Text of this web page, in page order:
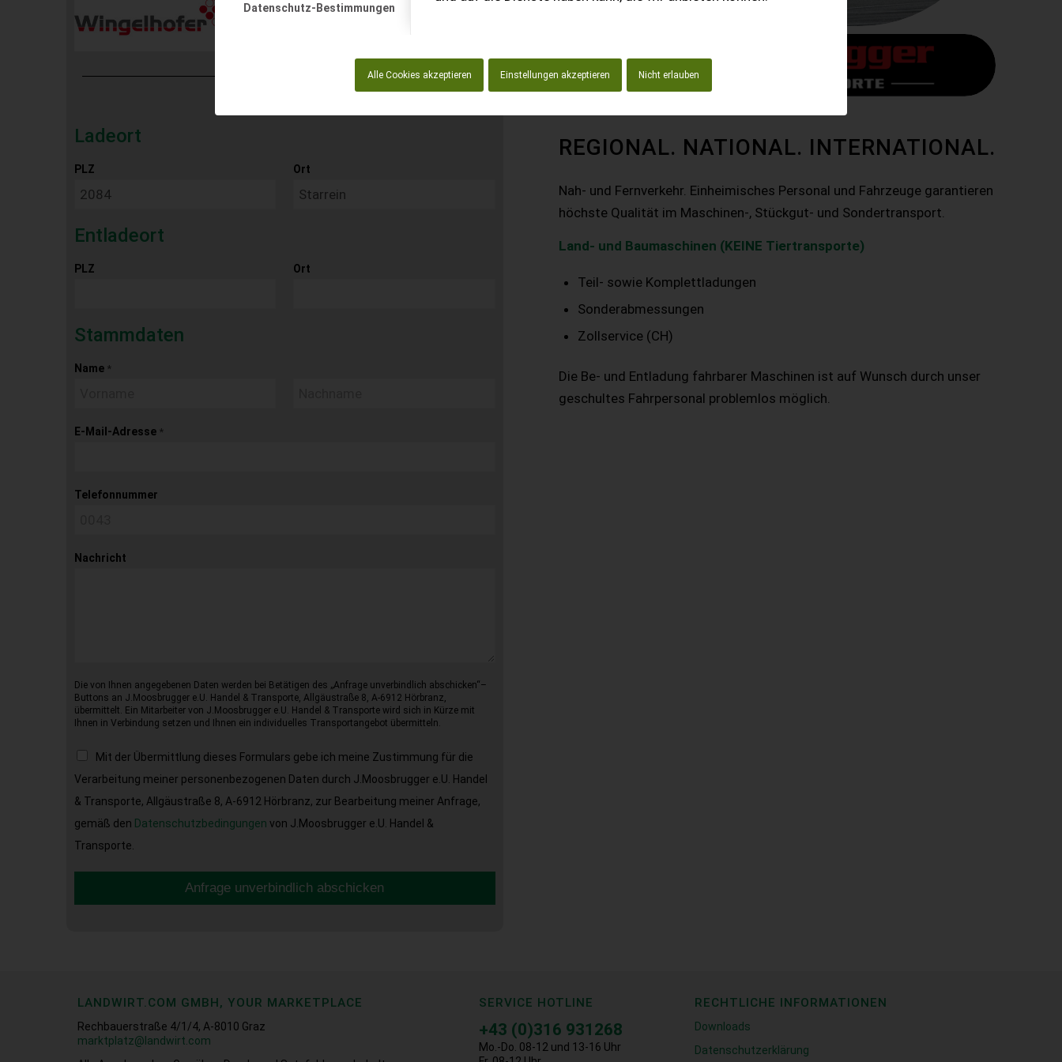
Datenschutz-Bestimmungen
Alle Cookies akzeptieren Einstellungen akzeptieren Nicht erlauben
Ladeort
PLZ Ort
Entladeort
PLZ Ort
Stammdaten
Name *
E-Mail-Adresse *
Telefonnummer
Nachricht
Die von Ihnen angegebenen Daten werden bei Betätigen des „Anfrage unverbindlich abschicken“–
Buttons an J.Moosbrugger e.U. Handel & Transporte, Allgäustraße 8, A-6912 Hörbranz,
übermittelt. Ein Mitarbeiter von J.Moosbrugger e.U. Handel & Transporte wird sich in Kürze mit
Ihnen in Verbindung setzen und Ihnen ein individuelles Transportangebot übermitteln.
Mit der Übermittlung dieses Formulars gebe ich meine Zustimmung für die
Verarbeitung meiner personenbezogenen Daten durch J.Moosbrugger e.U. Handel
& Transporte, Allgäustraße 8, A-6912 Hörbranz, zur Bearbeitung meiner Anfrage,
gemäß den Datenschutzbedingungen von J.Moosbrugger e.U. Handel &
Transporte.
Anfrage unverbindlich abschicken
REGIONAL. NATIONAL. INTERNATIONAL.
Nah- und Fernverkehr. Einheimisches Personal und Fahrzeuge garantieren
höchste Qualität im Maschinen-, Stückgut- und Sondertransport.
Land- und Baumaschinen (KEINE Tiertransporte)
Teil- sowie Komplettladungen
Sonderabmessungen
Zollservice (CH)
Die Be- und Entladung fahrbarer Maschinen ist auf Wunsch durch unser
geschultes Fahrpersonal problemlos möglich.
LANDWIRT.COM GMBH, YOUR MARKETPLACE
Rechbauerstraße 4/1/4, A-8010 Graz
marktplatz@landwirt.com
SERVICE HOTLINE
+43 (0)316 931268
Mo.-Do. 08-12 und 13-16 Uhr
RECHTLICHE INFORMATIONEN
Downloads
Datenschutzerklärung